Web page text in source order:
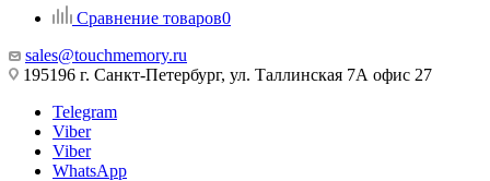
Сравнение товаров0
sales@touchmemory.ru
195196 г. Санкт-Петербург, ул. Таллинская 7А офис 27
Telegram
Viber
Viber
WhatsApp